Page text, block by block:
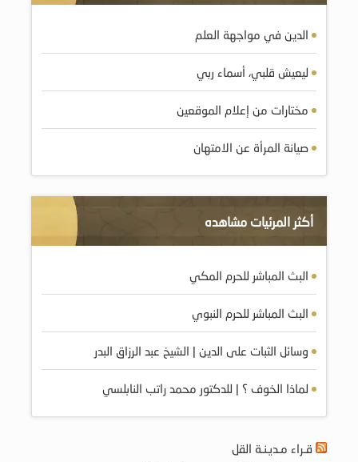
الدين في مواجهة العلم
ليعيش قلبي، أسماء ربي
مختارات من إعلام الموقعين
صيانة المرأة عن الامتهان
أكثر المرئيات مشاهده
البث المباشر للحرم المكي
البث المباشر للحرم النبوي
وسائل الثبات على الدين | الشيخ عبد الرزاق البدر
لماذا الخوف ؟ | للدكتور محمد راتب النابلسي
قـراء مـديـنـة القل